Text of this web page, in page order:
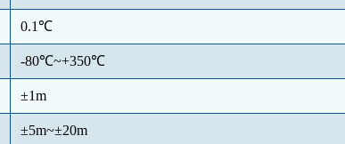
0.1℃
-80℃~+350℃
±1m
±5m~±20m